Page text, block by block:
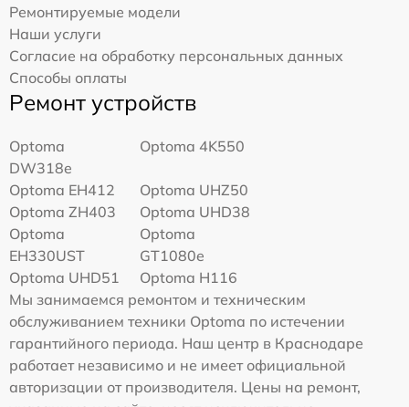
Ремонтируемые модели
Наши услуги
Согласие на обработку персональных данных
Способы оплаты
Ремонт устройств
Optoma
DW318e
Optoma 4K550
Optoma EH412
Optoma UHZ50
Optoma ZH403
Optoma UHD38
Optoma
EH330UST
Optoma
GT1080e
Optoma UHD51
Optoma H116
Мы занимаемся ремонтом и техническим
обслуживанием техники Optoma по истечении
гарантийного периода. Наш центр в Краснодаре
работает независимо и не имеет официальной
авторизации от производителя. Цены на ремонт,